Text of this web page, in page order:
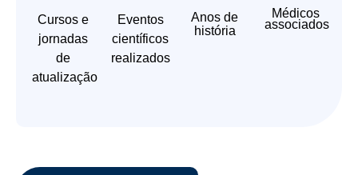
Cursos e
jornadas
de
atualização
Eventos
científicos
realizados
Anos de
história
Médicos
associados